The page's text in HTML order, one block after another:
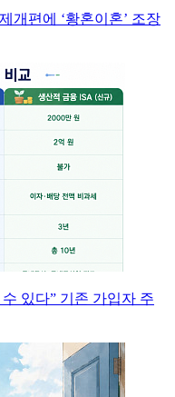
개편에 ‘황혼이혼’ 조장
수 있다” 기존 가입자 주